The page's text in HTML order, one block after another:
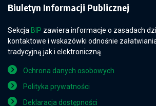
Biuletyn Informacji Publicznej
Sekcja BIP zawiera informacje o zasadach
kontaktowe i wskazówki odnośnie
tradycyjną jak i elektroniczną.
Ochrona danych osobowych
Polityka prywatności
Deklaracja dostępności